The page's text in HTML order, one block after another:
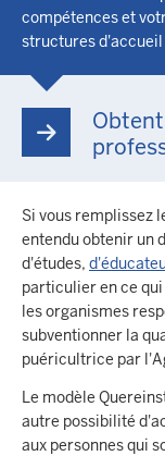
compétences et
structures d'accueil
Si vous remplissez
entendu obtenir un
d'études,
particulier en ce
les organismes
subventionner la
puéricultrice par
Le modèle
autre possibilité
aux personnes qui